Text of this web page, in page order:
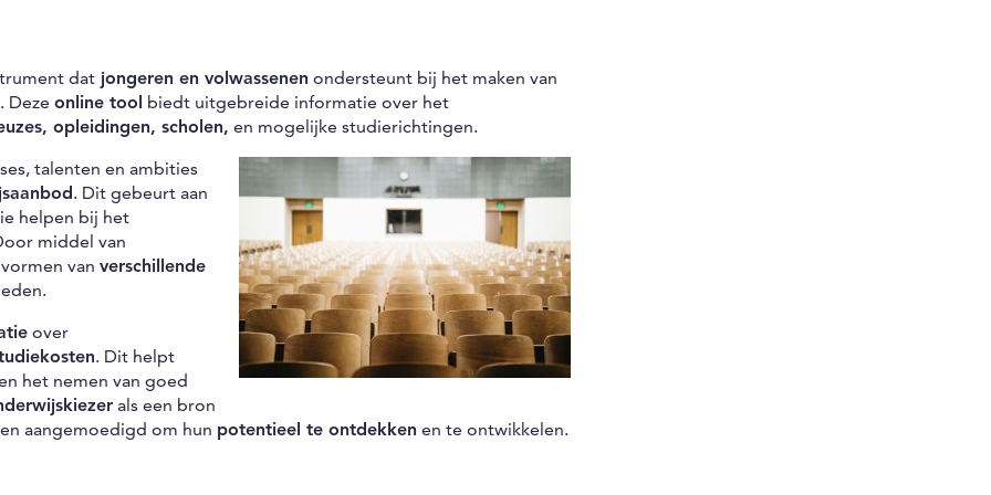
dat jongeren en volwassenen ondersteunt bij het maken van
Deze online tool biedt uitgebreide informatie over het
opleidingen, scholen, en mogelijke studierichtingen.
talenten en ambities
. Dit gebeurt aan
helpen bij het
middel van
van verschillende
over
. Dit helpt
het nemen van goed
als een bron
aangemoedigd om hun potentieel te ontdekken en te ontwikkelen.